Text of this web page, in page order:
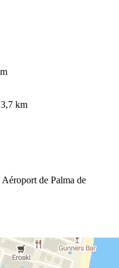
km
de Palma de